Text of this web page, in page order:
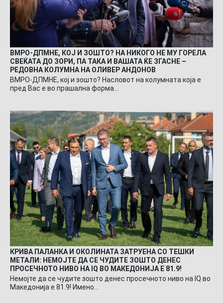
ВМРО-ДПМНЕ, КОЈ И ЗОШТО? НА НИКОГО НЕ МУ ГОРЕЛА
СВЕЌАТА ДО ЗОРИ, ПА ТАКА И ВАШАТА ЌЕ ЗГАСНЕ –
РЕДОВНА КОЛУМНА НА ОЛИВЕР АНДОНОВ
ВМРО-ДПМНЕ, кој и зошто? Насловот на колумната која е
пред Вас е во прашална форма…
КРИВА ПАЛАНКА И ОКОЛИНАТА ЗАТРУЕНА СО ТЕШКИ
МЕТАЛИ: НЕМОЈТЕ ДА СЕ ЧУДИТЕ ЗОШТО ДЕНЕС
ПРОСЕЧНОТО НИВО НА IQ ВО МАКЕДОНИЈА Е 81.9!
Немојте да се чудите зошто денес просечното ниво на IQ во
Македонија е 81.9! Имено…